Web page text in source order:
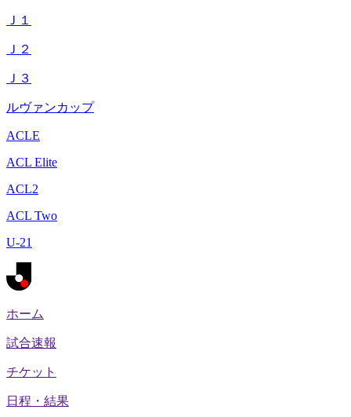
Ｊ１
Ｊ２
Ｊ３
ルヴァンカップ
ACLE
ACL Elite
ACL2
ACL Two
U-21
ホーム
試合速報
チケット
日程・結果